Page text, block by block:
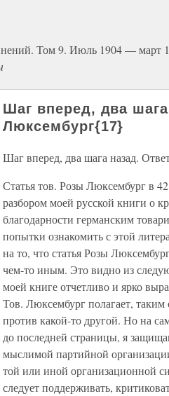
Том 9. Июль 1904 — март
Шаг вперед, два
Люксембург{17}
Шаг вперед, два шага назад.
Статья тов. Розы Люксембург в
разбором моей русской книги о
благодарности германским
попытки ознакомить с этой
на то, что статья Розы
чем-то иным. Это видно из
моей книге отчетливо и ярко
Тов. Люксембург полагает,
против какой-то другой. Но на
до последней страницы, я
мыслимой партийной
той или иной организационной
следует поддерживать,